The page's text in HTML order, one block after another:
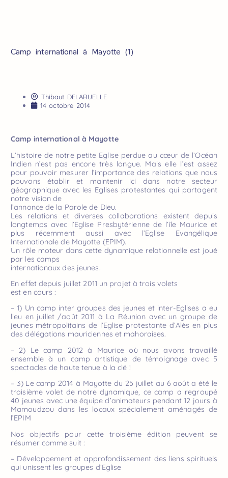
Camp international à Mayotte (1)
Thibaut DELARUELLE
14 octobre 2014
Camp international à Mayotte
L’histoire de notre petite Eglise perdue au cœur de l’Océan
Indien n’est pas encore très longue. Mais elle l’est assez
pour pouvoir mesurer l’importance des relations que nous
pouvons établir et maintenir ici dans notre secteur
géographique avec les Eglises protestantes qui partagent
notre vision de
l’annonce de la Parole de Dieu.
Les relations et diverses collaborations existent depuis
longtemps avec l’Eglise Presbytérienne de l’île Maurice et
plus récemment aussi avec l’Eglise Evangélique
Internationale de Mayotte (EPIM).
Un rôle moteur dans cette dynamique relationnelle est joué
par les camps
internationaux des jeunes.
En effet depuis juillet 2011 un projet à trois volets
est en cours :
– 1) Un camp inter groupes des jeunes et inter-Eglises a eu
lieu en juillet /août 2011 à La Réunion avec un groupe de
jeunes métropolitains de l’Eglise protestante d’Alès en plus
des délégations mauriciennes et mahoraises.
– 2) Le camp 2012 à Maurice où nous avons travaillé
ensemble à un camp artistique de témoignage avec 5
spectacles de haute tenue à la clé !
– 3) Le camp 2014 à Mayotte du 25 juillet au 6 août a été le
troisième volet de notre dynamique, ce camp a regroupé
40 jeunes avec une équipe d’animateurs pendant 12 jours à
Mamoudzou dans les locaux spécialement aménagés de
l’EPIM
Nos objectifs pour cette troisième édition peuvent se
résumer comme suit :
– Développement et approfondissement des liens spirituels
qui unissent les groupes d’Eglise